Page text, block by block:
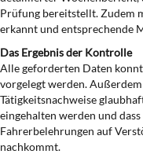
Prüfung bereitstellt. Zudem
erkannt und entsprechende
Das Ergebnis der Kontrolle
Alle geforderten Daten
vorgelegt werden.
Tätigkeitsnachweise
eingehalten werden und
Fahrerbelehrungen auf
nachkommt.